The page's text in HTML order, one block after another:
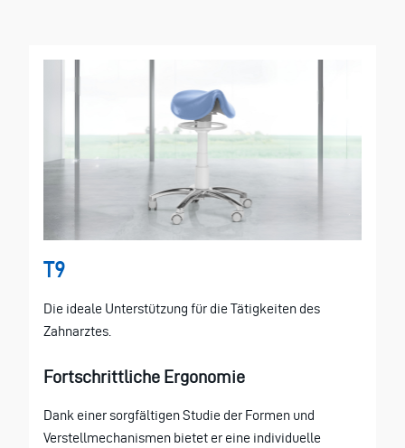
T9
Die ideale Unterstützung für die Tätigkeiten des
Zahnarztes.
Fortschrittliche Ergonomie
Dank einer sorgfältigen Studie der Formen und
Verstellmechanismen bietet er eine individuelle